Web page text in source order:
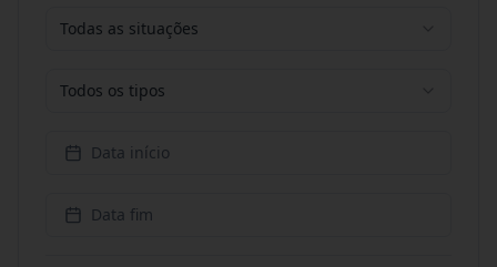
Todas as situações
Todos os tipos
Data início
Data fim